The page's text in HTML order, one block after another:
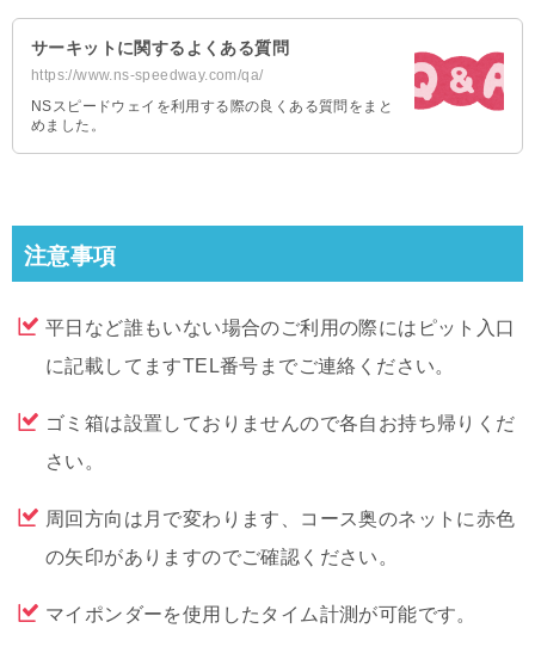
サーキットに関するよくある質問
https://www.ns-speedway.com/qa/
NSスピードウェイを利用する際の良くある質問をまと
めました。
注意事項
平日など誰もいない場合のご利用の際にはピット入口
に記載してますTEL番号までご連絡ください。
ゴミ箱は設置しておりませんので各自お持ち帰りくだ
さい。
周回方向は月で変わります、コース奥のネットに赤色
の矢印がありますのでご確認ください。
マイポンダーを使用したタイム計測が可能です。